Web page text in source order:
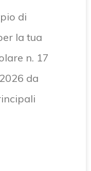
di
la tua
n. 17
da